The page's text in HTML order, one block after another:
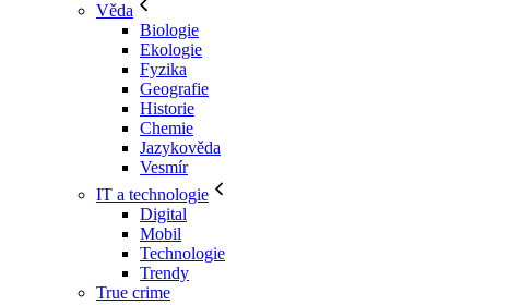
Věda
Biologie
Ekologie
Fyzika
Geografie
Historie
Chemie
Jazykověda
Vesmír
IT a technologie
Digital
Mobil
Technologie
Trendy
True crime